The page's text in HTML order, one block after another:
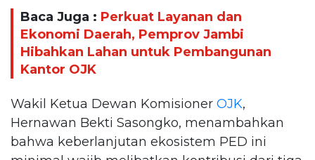
Baca Juga : Perkuat Layanan dan
Ekonomi Daerah, Pemprov Jambi
Hibahkan Lahan untuk Pembangunan
Kantor OJK
Wakil Ketua Dewan Komisioner OJK,
Hernawan Bekti Sasongko, menambahkan
bahwa keberlanjutan ekosistem PED ini